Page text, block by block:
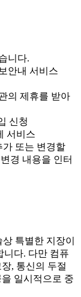
니다.
안내 서비스
의 제휴를 받아
신청
서비스
가 또는 변경할
경 내용을 인터
특별한 지장이
니다. 다만 컴퓨
, 통신의 두절
일시적으로 중